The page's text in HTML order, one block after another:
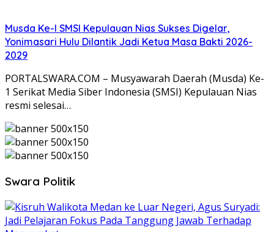
Musda Ke-I SMSI Kepulauan Nias Sukses Digelar,
Yonimasari Hulu Dilantik Jadi Ketua Masa Bakti 2026-
2029
PORTALSWARA.COM – Musyawarah Daerah (Musda) Ke-
1 Serikat Media Siber Indonesia (SMSI) Kepulauan Nias
resmi selesai…
Swara Politik